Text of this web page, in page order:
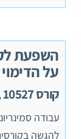
השפעת
על
קורס 10527 , ציון 88
עבודה
להגשה